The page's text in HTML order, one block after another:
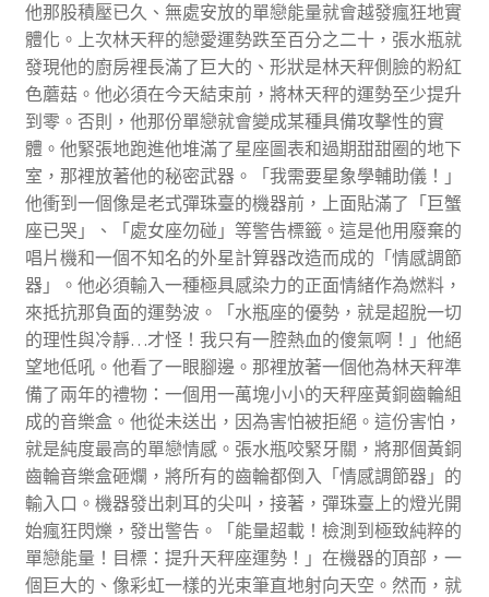
他那股積壓已久、無處安放的單戀能量就會越發瘋狂地實
體化。上次林天秤的戀愛運勢跌至百分之二十，張水瓶就
發現他的廚房裡長滿了巨大的、形狀是林天秤側臉的粉紅
色蘑菇。他必須在今天結束前，將林天秤的運勢至少提升
到零。否則，他那份單戀就會變成某種具備攻擊性的實
體。他緊張地跑進他堆滿了星座圖表和過期甜甜圈的地下
室，那裡放著他的秘密武器。「我需要星象學輔助儀！」
他衝到一個像是老式彈珠臺的機器前，上面貼滿了「巨蟹
座已哭」、「處女座勿碰」等警告標籤。這是他用廢棄的
唱片機和一個不知名的外星計算器改造而成的「情感調節
器」。他必須輸入一種極具感染力的正面情緒作為燃料，
來抵抗那負面的運勢波。「水瓶座的優勢，就是超脫一切
的理性與冷靜…才怪！我只有一腔熱血的傻氣啊！」他絕
望地低吼。他看了一眼腳邊。那裡放著一個他為林天秤準
備了兩年的禮物：一個用一萬塊小小的天秤座黃銅齒輪組
成的音樂盒。他從未送出，因為害怕被拒絕。這份害怕，
就是純度最高的單戀情感。張水瓶咬緊牙關，將那個黃銅
齒輪音樂盒砸爛，將所有的齒輪都倒入「情感調節器」的
輸入口。機器發出刺耳的尖叫，接著，彈珠臺上的燈光開
始瘋狂閃爍，發出警告。「能量超載！檢測到極致純粹的
單戀能量！目標：提升天秤座運勢！」在機器的頂部，一
個巨大的、像彩虹一樣的光束筆直地射向天空。然而，就